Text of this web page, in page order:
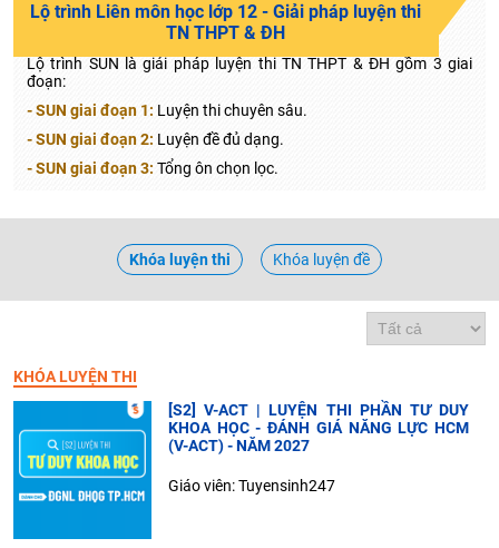
Lộ trình Liên môn học lớp 12 - Giải pháp luyện thi
TN THPT & ĐH
Lộ trình SUN là giải pháp luyện thi TN THPT & ĐH gồm 3 giai
đoạn:
- SUN giai đoạn 1: Luyện thi chuyên sâu.
- SUN giai đoạn 2: Luyện đề đủ dạng.
- SUN giai đoạn 3: Tổng ôn chọn lọc.
Khóa luyện thi Khóa luyện đề
KHÓA LUYỆN THI
[S2] V-ACT | LUYỆN THI PHẦN TƯ DUY
KHOA HỌC - ĐÁNH GIÁ NĂNG LỰC HCM
(V-ACT) - NĂM 2027
Giáo viên: Tuyensinh247